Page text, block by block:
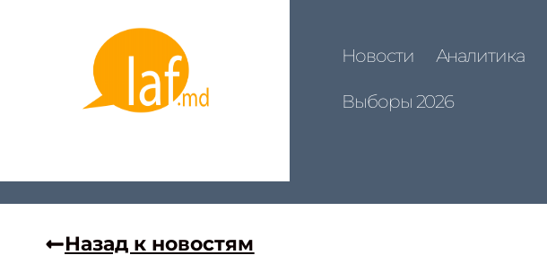
Новости Аналитика
Выборы 2026
Назад к новостям